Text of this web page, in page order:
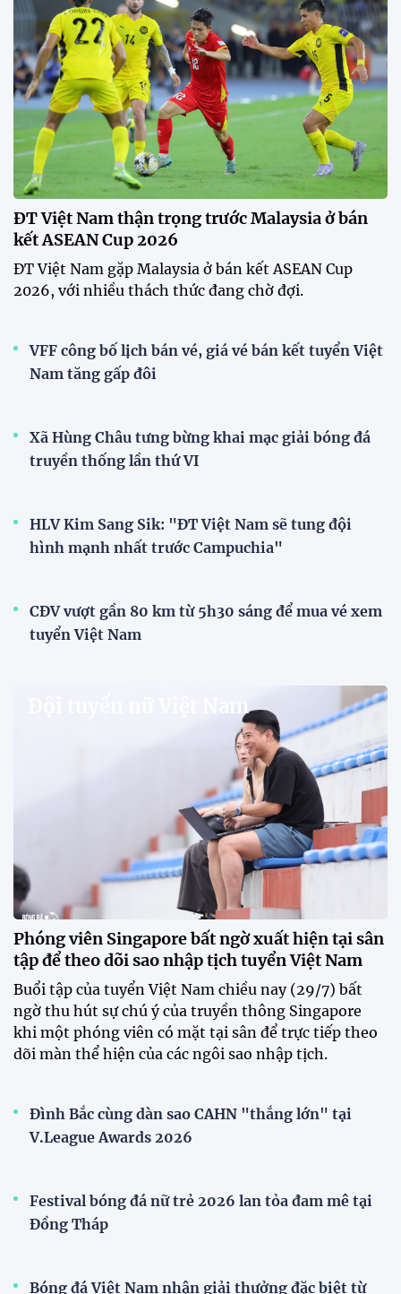
ĐT Việt Nam thận trọng trước Malaysia ở bán
kết ASEAN Cup 2026
ĐT Việt Nam gặp Malaysia ở bán kết ASEAN Cup
2026, với nhiều thách thức đang chờ đợi.
VFF công bố lịch bán vé, giá vé bán kết tuyển Việt
Nam tăng gấp đôi
Xã Hùng Châu tưng bừng khai mạc giải bóng đá
truyền thống lần thứ VI
HLV Kim Sang Sik: "ĐT Việt Nam sẽ tung đội
hình mạnh nhất trước Campuchia"
CĐV vượt gần 80 km từ 5h30 sáng để mua vé xem
tuyển Việt Nam
Đội tuyển nữ Việt Nam
Phóng viên Singapore bất ngờ xuất hiện tại sân
tập để theo dõi sao nhập tịch tuyển Việt Nam
Buổi tập của tuyển Việt Nam chiều nay (29/7) bất
ngờ thu hút sự chú ý của truyền thông Singapore
khi một phóng viên có mặt tại sân để trực tiếp theo
dõi màn thể hiện của các ngôi sao nhập tịch.
Đình Bắc cùng dàn sao CAHN "thắng lớn" tại
V.League Awards 2026
Festival bóng đá nữ trẻ 2026 lan tỏa đam mê tại
Đồng Tháp
Bóng đá Việt Nam nhận giải thưởng đặc biệt từ